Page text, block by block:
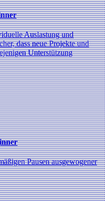
Auslastung und
dass neue Projekte und
Unterstützung
Pausen ausgewogener